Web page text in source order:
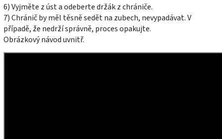
6) Vyjměte z úst a odeberte držák z chrániče.
7) Chránič by měl těsně sedět na zubech, nevypadávat. V
případě, že nedrží správně, proces opakujte.
Obrázkový návod uvnitř.